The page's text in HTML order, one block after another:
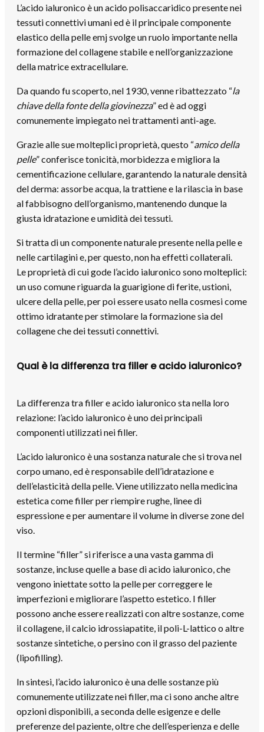
L’acido ialuronico è un acido polisaccaridico presente nei
tessuti connettivi umani ed è il principale componente
elastico della pelle emj svolge un ruolo importante nella
formazione del collagene stabile e nell’organizzazione
della matrice extracellulare.
Da quando fu scoperto, nel 1930, venne ribattezzato “la
chiave della fonte della giovinezza” ed è ad oggi
comunemente impiegato nei trattamenti anti-age.
Grazie alle sue molteplici proprietà, questo “amico della
pelle” conferisce tonicità, morbidezza e migliora la
cementificazione cellulare, garantendo la naturale densità
del derma: assorbe acqua, la trattiene e la rilascia in base
al fabbisogno dell’organismo, mantenendo dunque la
giusta idratazione e umidità dei tessuti.
Si tratta di un componente naturale presente nella pelle e
nelle cartilagini e, per questo, non ha effetti collaterali.
Le proprietà di cui gode l’acido ialuronico sono molteplici:
un uso comune riguarda la guarigione di ferite, ustioni,
ulcere della pelle, per poi essere usato nella cosmesi come
ottimo idratante per stimolare la formazione sia del
collagene che dei tessuti connettivi.
Qual è la differenza tra filler e acido ialuronico?
La differenza tra filler e acido ialuronico sta nella loro
relazione: l’acido ialuronico è uno dei principali
componenti utilizzati nei filler.
L’acido ialuronico è una sostanza naturale che si trova nel
corpo umano, ed è responsabile dell’idratazione e
dell’elasticità della pelle. Viene utilizzato nella medicina
estetica come filler per riempire rughe, linee di
espressione e per aumentare il volume in diverse zone del
viso.
Il termine “filler” si riferisce a una vasta gamma di
sostanze, incluse quelle a base di acido ialuronico, che
vengono iniettate sotto la pelle per correggere le
imperfezioni e migliorare l’aspetto estetico. I filler
possono anche essere realizzati con altre sostanze, come
il collagene, il calcio idrossiapatite, il poli-L-lattico o altre
sostanze sintetiche, o persino con il grasso del paziente
(lipofilling).
In sintesi, l’acido ialuronico è una delle sostanze più
comunemente utilizzate nei filler, ma ci sono anche altre
opzioni disponibili, a seconda delle esigenze e delle
preferenze del paziente, oltre che dell’esperienza e delle